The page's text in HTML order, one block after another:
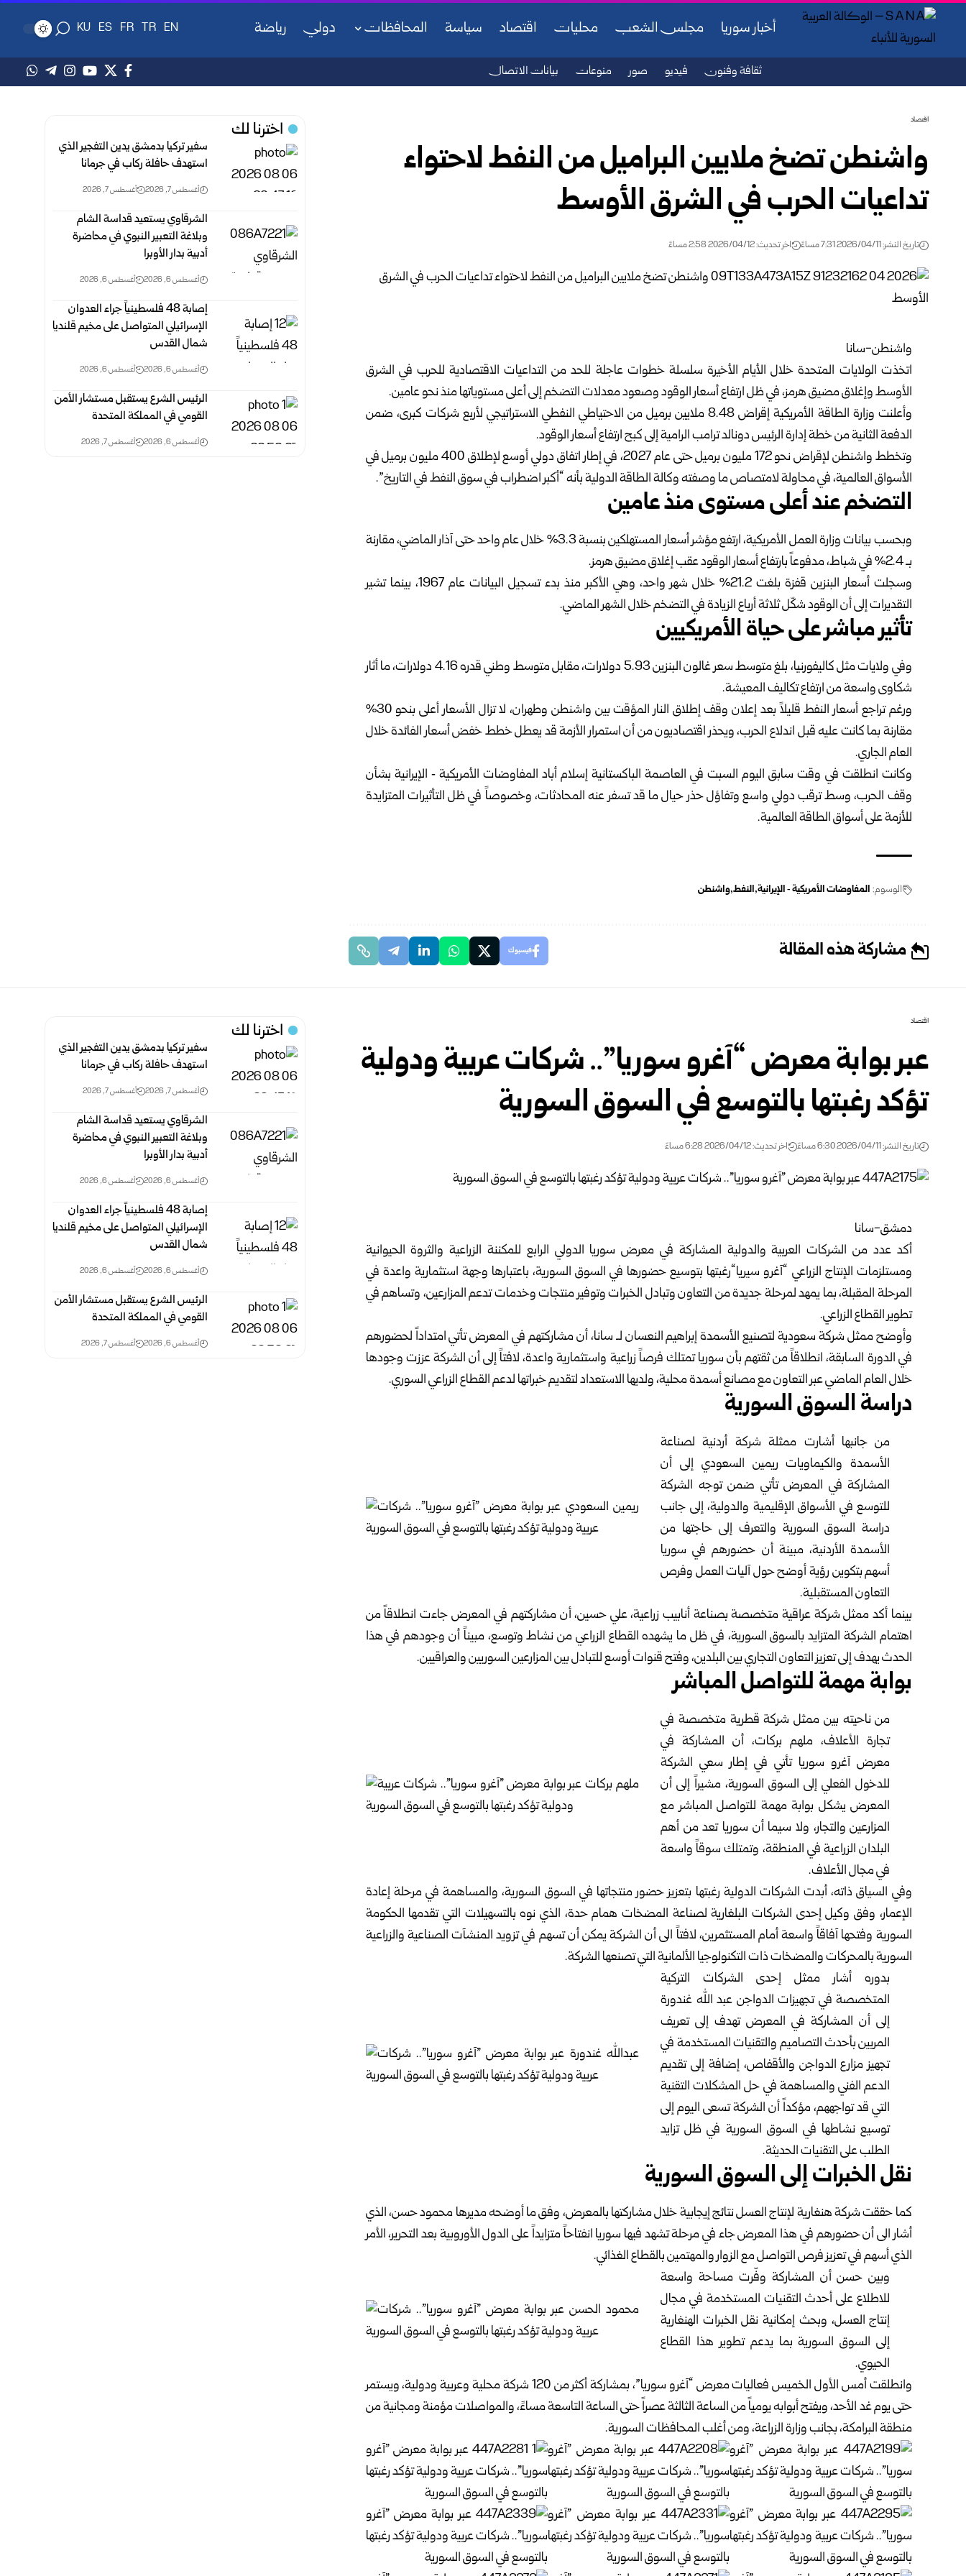
أخبار سوريا مجلس الشعب محليات اقتصاد سياسة المحافظات دولي رياضة EN
TR
FR
ES
KU
ثقافة وفنون فيديو صور منوعات بيانات الاتصال
اقتصاد
واشنطن تضخ ملايين البراميل من النفط لاحتواء
تداعيات الحرب في الشرق الأوسط
تاريخ النشر: 2026/04/11 7:31 مساءً اخر تحديث: 2026/04/12 2:58 مساءً
واشنطن-سانا
اتخذت الولايات المتحدة خلال الأيام الأخيرة سلسلة خطوات عاجلة للحد من التداعيات الاقتصادية للحرب في الشرق
الأوسط وإغلاق مضيق هرمز، في ظل ارتفاع أسعار الوقود وصعود معدلات التضخم إلى أعلى مستوياتها منذ نحو عامين.
وأعلنت وزارة الطاقة الأمريكية إقراض 8.48 ملايين برميل من الاحتياطي النفطي الاستراتيجي لأربع شركات كبرى، ضمن
الدفعة الثانية من خطة إدارة الرئيس دونالد ترامب الرامية إلى كبح ارتفاع أسعار الوقود.
وتخطط واشنطن لإقراض نحو 172 مليون برميل حتى عام 2027، في إطار اتفاق دولي أوسع لإطلاق 400 مليون برميل في
الأسواق العالمية، في محاولة لامتصاص ما وصفته وكالة الطاقة الدولية بأنه “أكبر اضطراب في سوق النفط في التاريخ”.
التضخم عند أعلى مستوى منذ عامين
وبحسب بيانات وزارة العمل الأمريكية، ارتفع مؤشر أسعار المستهلكين بنسبة 3.3% خلال عام واحد حتى آذار الماضي، مقارنة
بـ 2.4% في شباط، مدفوعاً بارتفاع أسعار الوقود عقب إغلاق مضيق هرمز.
وسجلت أسعار البنزين قفزة بلغت 21.2% خلال شهر واحد، وهي الأكبر منذ بدء تسجيل البيانات عام 1967، بينما تشير
التقديرات إلى أن الوقود شكّل ثلاثة أرباع الزيادة في التضخم خلال الشهر الماضي.
تأثير مباشر على حياة الأمريكيين
وفي ولايات مثل كاليفورنيا، بلغ متوسط سعر غالون البنزين 5.93 دولارات، مقابل متوسط وطني قدره 4.16 دولارات، ما أثار
شكاوى واسعة من ارتفاع تكاليف المعيشة.
ورغم تراجع أسعار النفط قليلاً بعد إعلان وقف إطلاق النار المؤقت بين واشنطن وطهران، لا تزال الأسعار أعلى بنحو 30%
مقارنة بما كانت عليه قبل اندلاع الحرب، ويحذر اقتصاديون من أن استمرار الأزمة قد يعطل خطط خفض أسعار الفائدة خلال
العام الجاري.
وكانت انطلقت في وقت سابق اليوم السبت في العاصمة الباكستانية إسلام أباد المفاوضات الأمريكية ‑ الإيرانية بشأن
وقف الحرب، وسط ترقب دولي واسع وتفاؤل حذر حيال ما قد تسفر عنه المحادثات، وخصوصاً في ظل التأثيرات المتزايدة
للأزمة على أسواق الطاقة العالمية.
الوسوم: المفاوضات الأمريكية ‑ الإيرانية النفط واشنطن
مشاركة هذه المقالة فيسبوك
اخترنا لك
سفير تركيا بدمشق يدين التفجير الذي
استهدف حافلة ركاب في جرمانا
أغسطس 7, 2026 أغسطس 7, 2026
الشرقاوي يستعيد قداسة الشام
وبلاغة التعبير النبوي في محاضرة
أدبية بدار الأوبرا
أغسطس 6, 2026 أغسطس 6, 2026
إصابة 48 فلسطينياً جراء العدوان
الإسرائيلي المتواصل على مخيم قلنديا
شمال القدس
أغسطس 6, 2026 أغسطس 6, 2026
الرئيس الشرع يستقبل مستشار الأمن
القومي في المملكة المتحدة
أغسطس 6, 2026 أغسطس 7, 2026
اقتصاد
عبر بوابة معرض “آغرو سوريا”.. شركات عربية ودولية
تؤكد رغبتها بالتوسع في السوق السورية
تاريخ النشر: 2026/04/11 6:30 مساءً اخر تحديث: 2026/04/12 6:28 مساءً
دمشق-سانا
أكد عدد من الشركات العربية والدولية المشاركة في معرض سوريا الدولي الرابع للمكننة الزراعية والثروة الحيوانية
ومستلزمات الإنتاج الزراعي “آغرو سيريا“رغبتها بتوسيع حضورها في السوق السورية، باعتبارها وجهة استثمارية واعدة في
المرحلة المقبلة، بما يمهد لمرحلة جديدة من التعاون وتبادل الخبرات وتوفير منتجات وخدمات تدعم المزارعين، وتساهم في
تطوير القطاع الزراعي.
وأوضح ممثل شركة سعودية لتصنيع الأسمدة إبراهيم النعسان لـ سانا، أن مشاركتهم في المعرض تأتي امتداداً لحضورهم
في الدورة السابقة، انطلاقاً من ثقتهم بأن سوريا تمتلك فرصاً زراعية واستثمارية واعدة، لافتاً إلى أن الشركة عززت وجودها
خلال العام الماضي عبر التعاون مع مصانع أسمدة محلية، ولديها الاستعداد لتقديم خبراتها لدعم القطاع الزراعي السوري.
دراسة السوق السورية
من جانبها أشارت ممثلة شركة أردنية لصناعة
الأسمدة والكيماويات ريمين السعودي إلى أن
المشاركة في المعرض تأتي ضمن توجه الشركة
للتوسع في الأسواق الإقليمية والدولية، إلى جانب
دراسة السوق السورية والتعرف إلى حاجتها من
الأسمدة الأردنية، مبينة أن حضورهم في سوريا
أسهم بتكوين رؤية أوضح حول آليات العمل وفرص
التعاون المستقبلية.
بينما أكد ممثل شركة عراقية متخصصة بصناعة أنابيب زراعية، علي حسين، أن مشاركتهم في المعرض جاءت انطلاقاً من
اهتمام الشركة المتزايد بالسوق السورية، في ظل ما يشهده القطاع الزراعي من نشاط وتوسع، مبيناً أن وجودهم في هذا
الحدث يهدف إلى تعزيز التعاون التجاري بين البلدين، وفتح قنوات أوسع للتبادل بين المزارعين السوريين والعراقيين.
بوابة مهمة للتواصل المباشر
من ناحيته بين ممثل شركة قطرية متخصصة في
تجارة الأعلاف، ملهم بركات، أن المشاركة في
معرض آغرو سوريا تأتي في إطار سعي الشركة
للدخول الفعلي إلى السوق السورية، مشيراً إلى أن
المعرض يشكل بوابة مهمة للتواصل المباشر مع
المزارعين والتجار، ولا سيما أن سوريا تعد من أهم
البلدان الزراعية في المنطقة، وتمتلك سوقاً واسعة
في مجال الأعلاف.
وفي السياق ذاته، أبدت الشركات الدولية رغبتها بتعزيز حضور منتجاتها في السوق السورية، والمساهمة في مرحلة إعادة
الإعمار، وفق وكيل إحدى الشركات البلغارية لصناعة المضخات همام حدة، الذي نوه بالتسهيلات التي تقدمها الحكومة
السورية وفتحها آفاقاً واسعة أمام المستثمرين، لافتاً الى أن الشركة يمكن أن تسهم في تزويد المنشآت الصناعية والزراعية
السورية بالمحركات والمضخات ذات التكنولوجيا الألمانية التي تصنعها الشركة.
بدوره أشار ممثل إحدى الشركات التركية
المتخصصة في تجهيزات الدواجن عبد الله غندورة
إلى أن المشاركة في المعرض تهدف إلى تعريف
المربين بأحدث التصاميم والتقنيات المستخدمة في
تجهيز مزارع الدواجن والأقفاص، إضافة إلى تقديم
الدعم الفني والمساهمة في حل المشكلات التقنية
التي قد تواجههم، مؤكداً أن الشركة تسعى اليوم إلى
توسيع نشاطها في السوق السورية في ظل تزايد
الطلب على التقنيات الحديثة.
نقل الخبرات إلى السوق السورية
كما حققت شركة هنغارية لإنتاج العسل نتائج إيجابية خلال مشاركتها بالمعرض، وفق ما أوضحه مديرها محمود حسن، الذي
أشار الى أن حضورهم في هذا المعرض جاء في مرحلة تشهد فيها سوريا انفتاحاً متزايداً على الدول الأوروبية بعد التحرير، الأمر
الذي أسهم في تعزيز فرص التواصل مع الزوار والمهتمين بالقطاع الغذائي.
وبين حسن أن المشاركة وفّرت مساحة واسعة
للاطلاع على أحدث التقنيات المستخدمة في مجال
إنتاج العسل، وبحث إمكانية نقل الخبرات الهنغارية
إلى السوق السورية بما يدعم تطوير هذا القطاع
الحيوي.
وانطلقت أمس الأول الخميس فعاليات معرض “آغرو سوريا”، بمشاركة أكثر من 120 شركة محلية وعربية ودولية، ويستمر
حتى يوم غد الأحد، ويفتح أبوابه يومياً من الساعة الثالثة عصراً حتى الساعة التاسعة مساءً، والمواصلات مؤمنة ومجانية من
منطقة البرامكة، بجانب وزارة الزراعة، ومن أغلب المحافظات السورية.
اخترنا لك
سفير تركيا بدمشق يدين التفجير الذي
استهدف حافلة ركاب في جرمانا
أغسطس 7, 2026 أغسطس 7, 2026
الشرقاوي يستعيد قداسة الشام
وبلاغة التعبير النبوي في محاضرة
أدبية بدار الأوبرا
أغسطس 6, 2026 أغسطس 6, 2026
إصابة 48 فلسطينياً جراء العدوان
الإسرائيلي المتواصل على مخيم قلنديا
شمال القدس
أغسطس 6, 2026 أغسطس 6, 2026
الرئيس الشرع يستقبل مستشار الأمن
القومي في المملكة المتحدة
أغسطس 6, 2026 أغسطس 7, 2026